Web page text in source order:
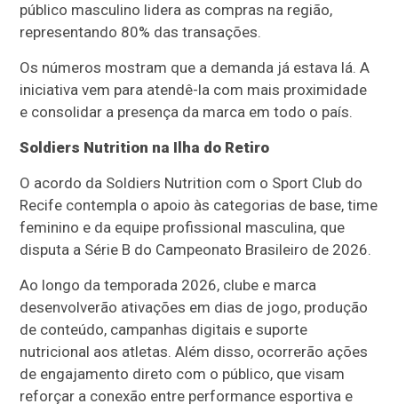
público masculino lidera as compras na região,
representando 80% das transações.
Os números mostram que a demanda já estava lá. A
iniciativa vem para atendê-la com mais proximidade
e consolidar a presença da marca em todo o país.
Soldiers Nutrition na Ilha do Retiro
O acordo da Soldiers Nutrition com o Sport Club do
Recife contempla o apoio às categorias de base, time
feminino e da equipe profissional masculina, que
disputa a Série B do Campeonato Brasileiro de 2026.
Ao longo da temporada 2026, clube e marca
desenvolverão ativações em dias de jogo, produção
de conteúdo, campanhas digitais e suporte
nutricional aos atletas. Além disso, ocorrerão ações
de engajamento direto com o público, que visam
reforçar a conexão entre performance esportiva e